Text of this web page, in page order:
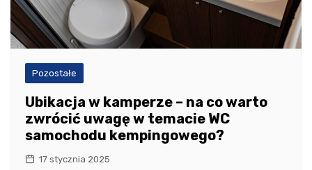
Pozostałe
Ubikacja w kamperze – na co warto
zwrócić uwagę w temacie WC
samochodu kempingowego?
17 stycznia 2025